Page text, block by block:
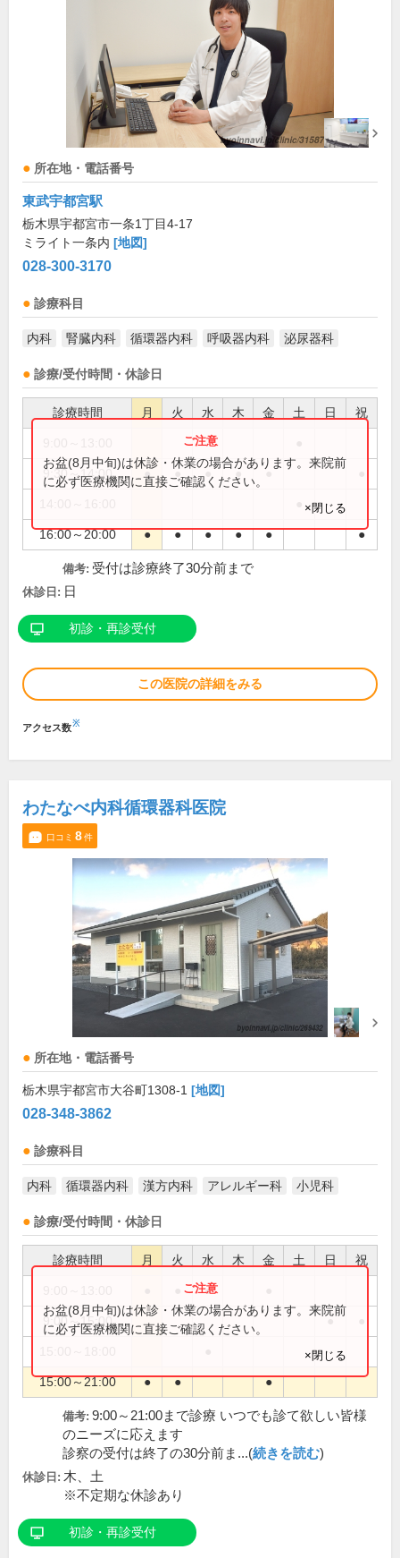
所在地・電話番号
東武宇都宮駅
栃木県宇都宮市一条1丁目4-17
ミライト一条内 [地図]
028-300-3170
診療科目
内科 腎臓内科 循環器内科 呼吸器内科 泌尿器科
診療/受付時間・休診日
診療時間 月 火 水 木 金 土 日 祝
9:30～14:00 ● ● ● ● ●
16:00～20:00 ● ● ● ● ● ●
お盆(8月中旬)は休診・休業の場合があります。来院前
に必ず医療機関に直接ご確認ください。
×閉じる
備考: 受付は診療終了30分前まで
休診日: 日
初診・再診受付
この医院の詳細をみる
アクセス数※
わたなべ内科循環器科医院
口コミ 8件
所在地・電話番号
栃木県宇都宮市大谷町1308-1 [地図]
028-348-3862
診療科目
内科 循環器内科 漢方内科 アレルギー科 小児科
診療/受付時間・休診日
診療時間 月 火 水 木 金 土 日 祝
●
9:00～15:00 ●
15:00～21:00 ● ● ●
お盆(8月中旬)は休診・休業の場合があります。来院前
に必ず医療機関に直接ご確認ください。
×閉じる
備考: 9:00～21:00まで診療 いつでも診て欲しい皆様
のニーズに応えます
診察の受付は終了の30分前ま...(続きを読む)
休診日: 木、土
※不定期な休診あり
初診・再診受付